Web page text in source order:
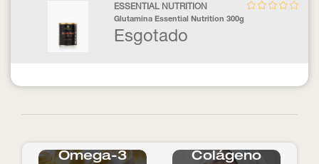
ESSENTIAL NUTRITION
Glutamina Essential Nutrition 300g
Esgotado
Ômega-3 Colágeno